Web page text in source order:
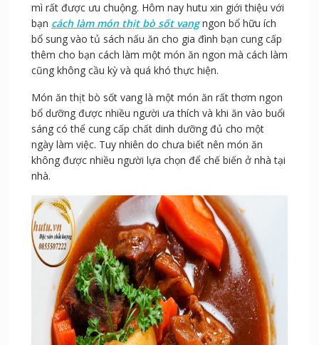
mì rất được ưu chuộng. Hôm nay hutu xin giới thiệu với
bạn cách làm món thịt bò sốt vangngon bổ hữu ích
bổ sung vào tủ sách nấu ăn cho gia đình bạn cung cấp
thêm cho bạn cách làm một món ăn ngon mà cách làm
cũng không cầu kỳ và quá khó thực hiện.
Món ăn thịt bò sốt vang là một món ăn rất thơm ngon
bổ dưỡng được nhiều người ưa thích và khi ăn vào buổi
sáng có thể cung cấp chất dinh dưỡng đủ cho một
ngày làm việc. Tuy nhiên do chưa biết nên món ăn
không được nhiều người lựa chọn để chế biến ở nhà tại
nhà.